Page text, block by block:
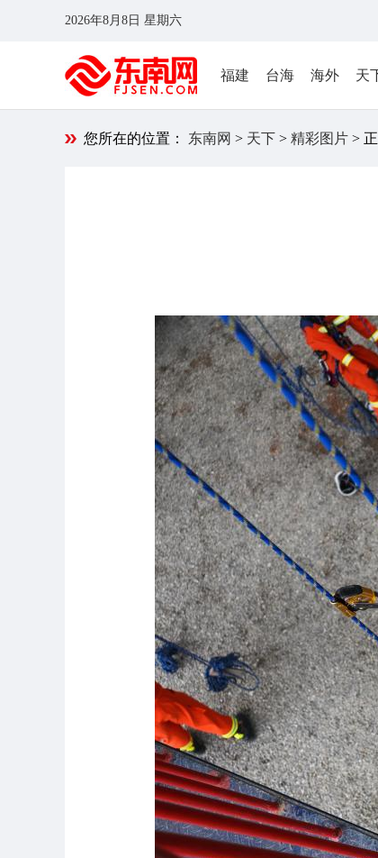
2026年8月8日 星期六
福建 台海 海外 天
您所在的位置： 东南网 > 天下 > 精彩图片 >